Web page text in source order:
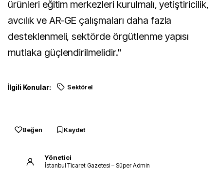
ürünleri eğitim merkezleri kurulmalı, yetiştiricilik,
avcılık ve AR-GE çalışmaları daha fazla
desteklenmeli, sektörde örgütlenme yapısı
mutlaka güçlendirilmelidir."
İlgili Konular: Sektörel
Beğen Kaydet
Yönetici
İstanbul Ticaret Gazetesi – Süper Admin